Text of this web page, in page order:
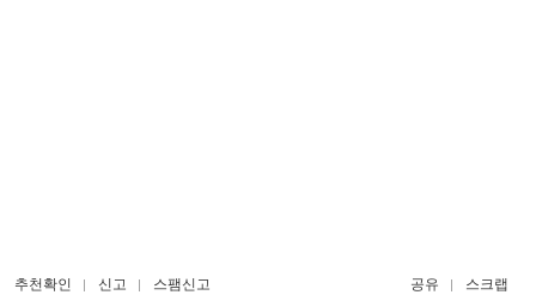
추천확인 신고 스팸신고 공유 스크랩